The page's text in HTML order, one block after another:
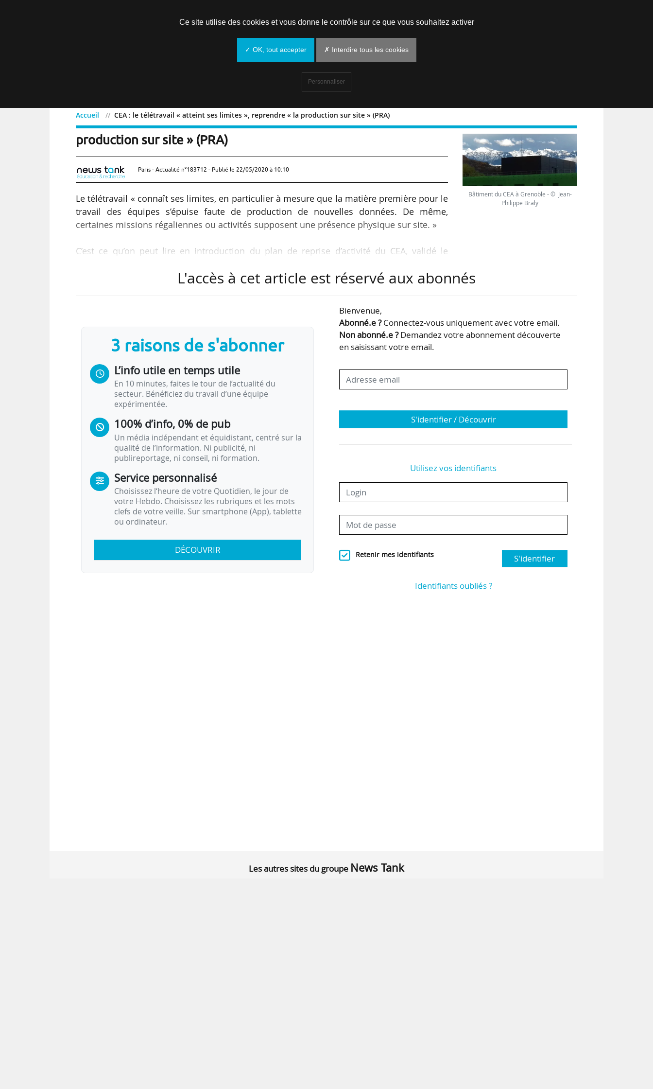
Accueil CEA : le télétravail « atteint ses limites », reprendre « la production sur site » (PRA)
CEA : le télétravail « atteint ses limites », reprendre « la
production sur site » (PRA)
Paris - Actualité n°183712 - Publié le 22/05/2020 à 10:10
Le télétravail « connaît ses limites, en particulier à mesure que la matière première pour le
travail des équipes s’épuise faute de production de nouvelles données. De même,
certaines missions régaliennes ou activités supposent une présence physique sur site. »
C’est ce qu’on peut lire en introduction du plan de reprise d’activité du CEA, validé le
« exceptionnel » a été déployé de manière « massive » depuis le confinement, et il a
Pour le CEA, la période qui s’ouvre depuis le 11/05 « devra donc permettre de redémarrer
progressivement ces activités, dans le respect du principe de sécurité sanitaire, en visant à
assurer les missions…
Bâtiment du CEA à Grenoble - © Jean-
Philippe Braly
L'accès à cet article est réservé aux abonnés
3 raisons de s'abonner
L’info utile en temps utile
En 10 minutes, faites le tour de l’actualité du
secteur. Bénéficiez du travail d’une équipe
expérimentée.
100% d’info, 0% de pub
Un média indépendant et équidistant, centré sur la
qualité de l’information. Ni publicité, ni
publireportage, ni conseil, ni formation.
Service personnalisé
Choisissez l‘heure de votre Quotidien, le jour de
votre Hebdo. Choisissez les rubriques et les mots
clefs de votre veille. Sur smartphone (App), tablette
ou ordinateur.
DÉCOUVRIR
Bienvenue,
Abonné.e ?Connectez-vous uniquement avec votre email.
Non abonné.e ?Demandez votre abonnement découverte
en saisissant votre email.
S'identifier / Découvrir
Utilisez vos identifiants
Retenir mes identifiants S'identifier
Identifiants oubliés ?
Les autres sites du groupe News Tank
Ce site utilise des cookies et vous donne le contrôle sur ce que vous souhaitez activer
✓ OK, tout accepter ✗ Interdire tous les cookies
Personnaliser